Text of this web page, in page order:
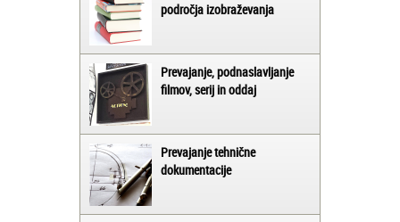
področja izobraževanja
Prevajanje, podnaslavljanje
filmov, serij in oddaj
Prevajanje tehnične
dokumentacije